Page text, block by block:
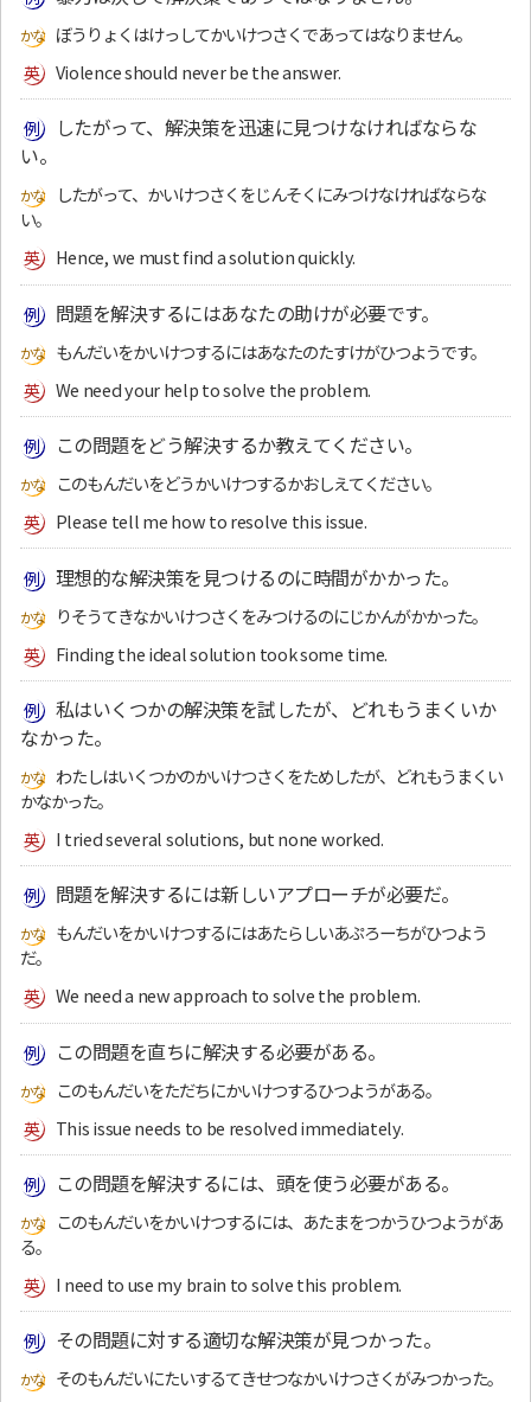
ぼうりょくはけっしてかいけつさくであってはなりません。
Violence should never be the answer.
したがって、解決策を迅速に見つけなければならな
い。
したがって、かいけつさくをじんそくにみつけなければならな
い。
Hence, we must find a solution quickly.
問題を解決するにはあなたの助けが必要です。
もんだいをかいけつするにはあなたのたすけがひつようです。
We need your help to solve the problem.
この問題をどう解決するか教えてください。
このもんだいをどうかいけつするかおしえてください。
Please tell me how to resolve this issue.
理想的な解決策を見つけるのに時間がかかった。
りそうてきなかいけつさくをみつけるのにじかんがかかった。
Finding the ideal solution took some time.
私はいくつかの解決策を試したが、どれもうまくいか
なかった。
わたしはいくつかのかいけつさくをためしたが、どれもうまくい
かなかった。
I tried several solutions, but none worked.
問題を解決するには新しいアプローチが必要だ。
もんだいをかいけつするにはあたらしいあぷろーちがひつよう
だ。
We need a new approach to solve the problem.
この問題を直ちに解決する必要がある。
このもんだいをただちにかいけつするひつようがある。
This issue needs to be resolved immediately.
この問題を解決するには、頭を使う必要がある。
このもんだいをかいけつするには、あたまをつかうひつようがあ
る。
I need to use my brain to solve this problem.
その問題に対する適切な解決策が見つかった。
そのもんだいにたいするてきせつなかいけつさくがみつかった。